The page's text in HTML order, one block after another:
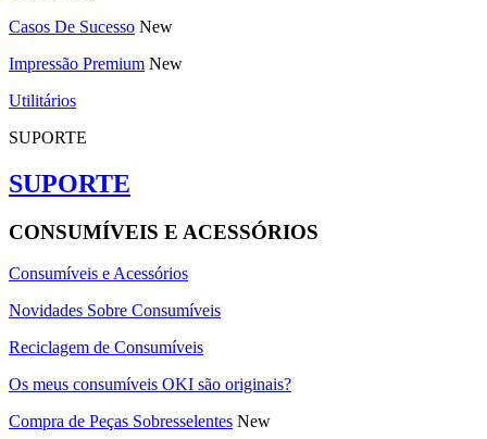
Casos De Sucesso New
Impressão Premium New
Utilitários
SUPORTE
SUPORTE
CONSUMÍVEIS E ACESSÓRIOS
Consumíveis e Acessórios
Novidades Sobre Consumíveis
Reciclagem de Consumíveis
Os meus consumíveis OKI são originais?
Compra de Peças Sobresselentes New